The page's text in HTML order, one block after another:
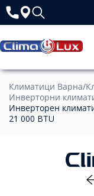
Климатици Варна/
Инверторни
Инверторен
21 000 BTU